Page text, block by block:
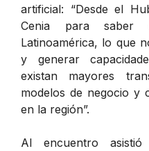
artificial: “Desde el
Cenia para saber
Latinoamérica, lo que
y generar
existan mayores
modelos de negocio y
en la región”.
Al encuentro asistió